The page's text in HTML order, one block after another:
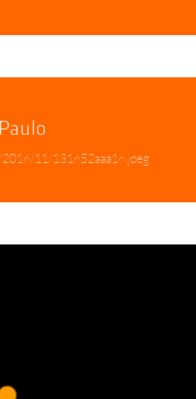
11/131652aaa16.jpeg